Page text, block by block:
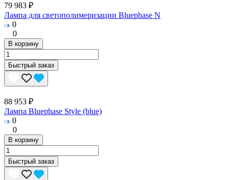
79 983 ₽
Лампа для светополимеризации Bluephase N
0
0
В корзину
Быстрый заказ
88 953 ₽
Лампа Bluephase Style (blue)
0
0
В корзину
Быстрый заказ